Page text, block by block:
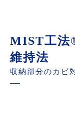
MIST工法
維持法
収納部分のカビ